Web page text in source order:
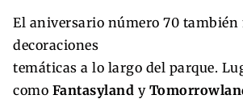
El aniversario número 70 también
decoraciones
temáticas a lo largo del parque.
como Fantasyland y